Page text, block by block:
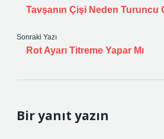
Tavşanın Çişi Neden Turuncu
Sonraki Yazı
Rot Ayarı Titreme Yapar Mı
Bir yanıt yazın